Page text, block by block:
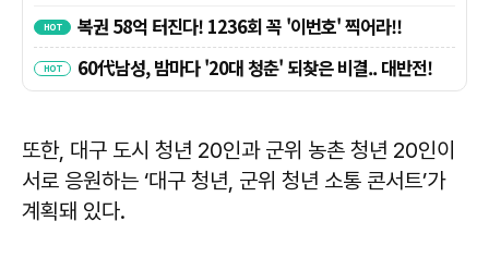
또한, 대구 도시 청년 20인과 군위 농촌 청년 20인이
서로 응원하는 ‘대구 청년, 군위 청년 소통 콘서트’가
계획돼 있다.